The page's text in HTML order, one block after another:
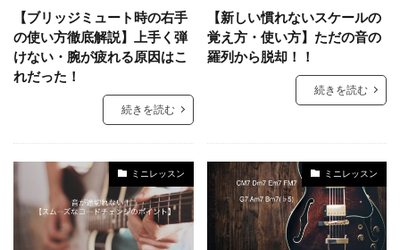
【ブリッジミュート時の右手
の使い方徹底解説】上手く弾
けない・腕が疲れる原因はこ
れだった！
続きを読む
【新しい慣れないスケールの
覚え方・使い方】ただの音の
羅列から脱却！！
続きを読む
ミニレッスン ミニレッスン